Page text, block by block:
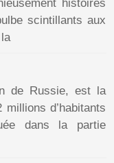
histoires
scintillants aux
de Russie, est la
dans la partie